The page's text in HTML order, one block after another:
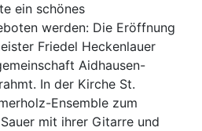
ein schönes
werden: Die Eröffnung
Friedel Heckenlauer
Aidhausen-
In der Kirche St.
Ensemble zum
mit ihrer Gitarre und